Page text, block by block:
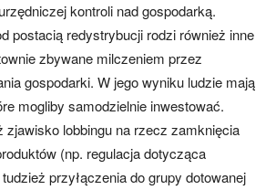
kontroli nad gospodarką.
postacią redystrybucji rodzi również inne
zbywane milczeniem przez
gospodarki. W jego wyniku ludzie mają
mogliby samodzielnie inwestować.
zjawisko lobbingu na rzecz zamknięcia
(np. regulacja dotycząca
przyłączenia do grupy dotowanej